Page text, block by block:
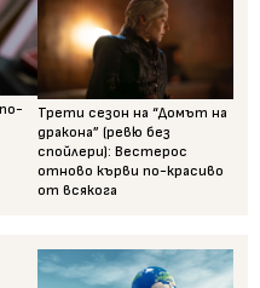
Трети сезон на “Домът на
дракона” (ревю без
спойлери): Вестерос
отново кърви по-красиво
от всякога